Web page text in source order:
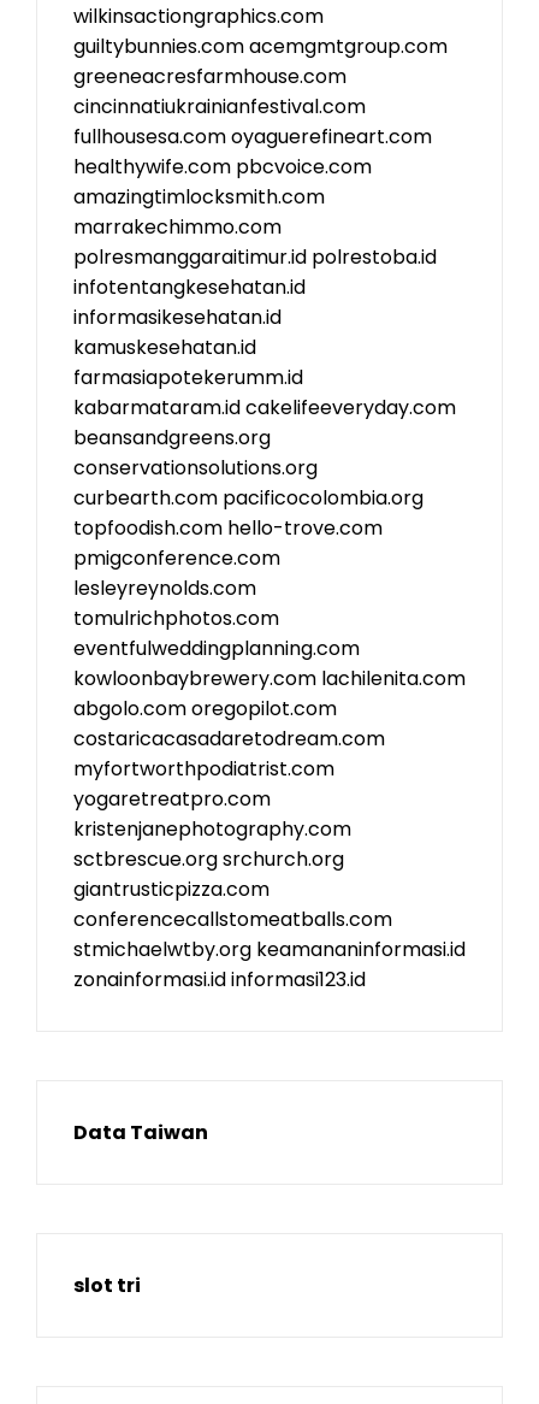
wilkinsactiongraphics.com
guiltybunnies.comacemgmtgroup.com
greeneacresfarmhouse.com
cincinnatiukrainianfestival.com
fullhousesa.comoyaguerefineart.com
healthywife.com pbcvoice.com
amazingtimlocksmith.com
marrakechimmo.com
polresmanggaraitimur.id polrestoba.id
infotentangkesehatan.id
informasikesehatan.id
kamuskesehatan.id
farmasiapotekerumm.id
kabarmataram.idcakelifeeveryday.com
beansandgreens.org
conservationsolutions.org
curbearth.com pacificocolombia.org
topfoodish.com hello-trove.com
pmigconference.com
lesleyreynolds.com
tomulrichphotos.com
eventfulweddingplanning.com
kowloonbaybrewery.com lachilenita.com
abgolo.comoregopilot.com
costaricacasadaretodream.com
myfortworthpodiatrist.com
yogaretreatpro.com
kristenjanephotography.com
sctbrescue.orgsrchurch.org
giantrusticpizza.com
conferencecallstomeatballs.com
stmichaelwtby.org keamananinformasi.id
zonainformasi.idinformasi123.id
Data Taiwan
slot tri